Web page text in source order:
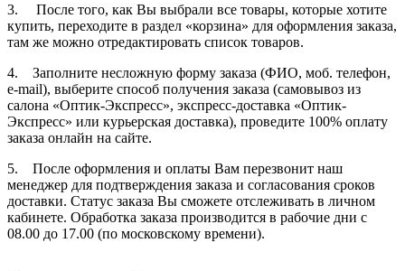
3. После того, как Вы выбрали все товары, которые хотите
купить, переходите в раздел «корзина» для оформления заказа,
там же можно отредактировать список товаров.
4. Заполните несложную форму заказа (ФИО, моб. телефон,
e-mail), выберите способ получения заказа (самовывоз из
салона «Оптик-Экспресс», экспресс-доставка «Оптик-
Экспресс» или курьерская доставка), проведите 100% оплату
заказа онлайн на сайте.
5. После оформления и оплаты Вам перезвонит наш
менеджер для подтверждения заказа и согласования сроков
доставки. Статус заказа Вы сможете отслеживать в личном
кабинете. Обработка заказа производится в рабочие дни с
08.00 до 17.00 (по московскому времени).